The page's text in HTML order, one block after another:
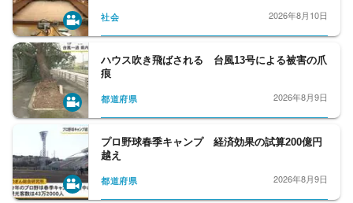
社会 2026年8月10日
ハウス吹き飛ばされる 台風13号による被害の爪
痕
都道府県 2026年8月9日
プロ野球春季キャンプ 経済効果の試算200億円
越え
都道府県 2026年8月9日